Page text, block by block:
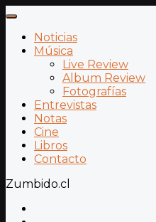
Noticias
Música
Live Review
Album Review
Fotografías
Entrevistas
Notas
Cine
Libros
Contacto
Zumbido.cl